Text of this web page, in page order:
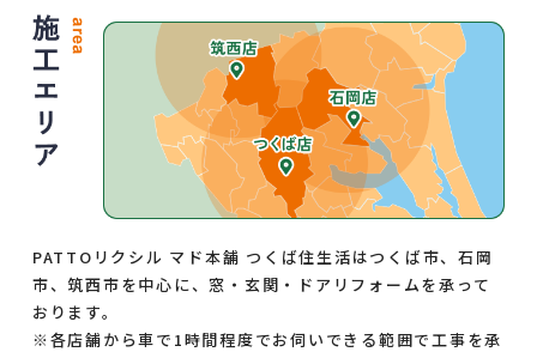
PATTOリクシル マド本舗 つくば住生活はつくば市、石岡
市、筑西市を中心に、窓・玄関・ドアリフォームを承って
おります。
※各店舗から車で1時間程度でお伺いできる範囲で工事を承